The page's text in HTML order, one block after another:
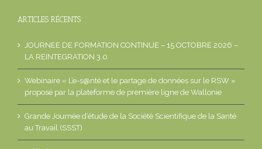
ARTICLES RÉCENTS
JOURNEE DE FORMATION CONTINUE – 15 OCTOBRE 2026 –
LA REINTEGRATION 3.0
Webinaire « L’e-s@nté et le partage de données sur le RSW »
proposé par la plateforme de première ligne de Wallonie
Grande Journée d’étude de la Société Scientifique de la Santé
au Travail (SSST)